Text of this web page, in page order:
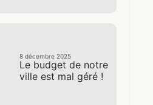
8 décembre 2025
Le budget de notre
ville est mal géré !